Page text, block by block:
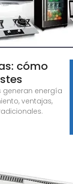
cómo
generan energía
ventajas,